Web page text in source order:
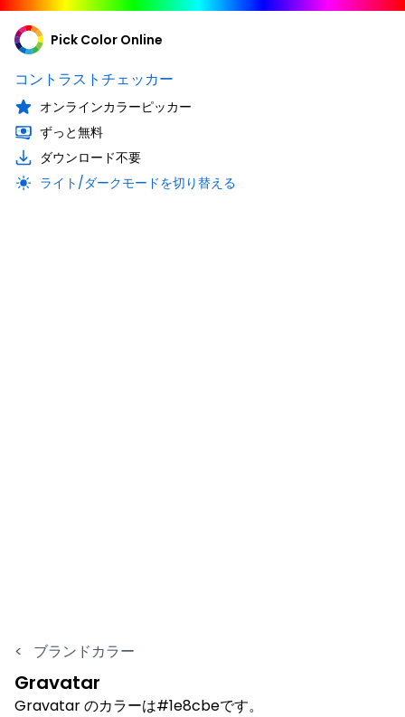
Pick Color Online
コントラストチェッカー
オンラインカラーピッカー
ずっと無料
ダウンロード不要
ライト/ダークモードを切り替える
< ブランドカラー
Gravatar
Gravatar のカラーは#1e8cbeです。